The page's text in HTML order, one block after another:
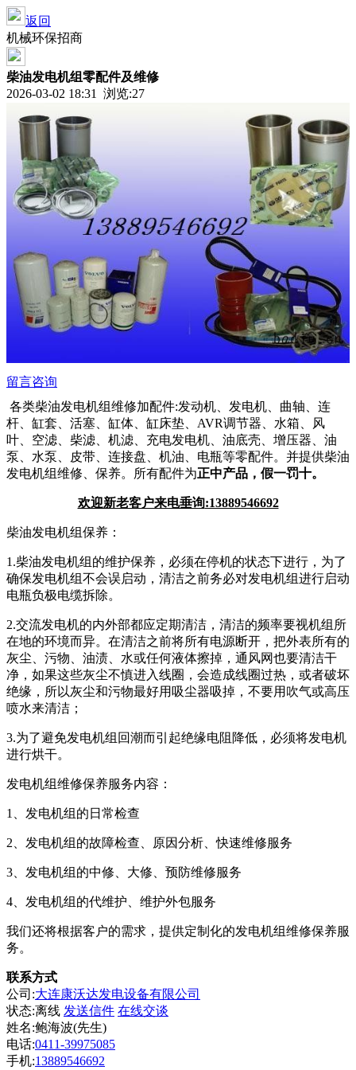
返回
机械环保招商
柴油发电机组零配件及维修
2026-03-02 18:31 浏览:27
留言咨询
各类柴油发电机组维修加配件:发动机、发电机、曲轴、连
杆、缸套、活塞、缸体、缸床垫、AVR调节器、水箱、风
叶、空滤、柴滤、机滤、充电发电机、 油底壳、增压器、油
泵、水泵、皮带、连接盘、机油、电瓶等零配件。并提供柴油
发电机组维修、保养。所有配件为正中产品，假一罚十。
欢迎新老客户来电垂询:13889546692
柴油发电机组保养：
1.柴油发电机组的维护保养，必须在停机的状态下进行，为了
确保发电机组不会误启动，清洁之前务必对发电机组进行启动
电瓶负极电缆拆除。
2.交流发电机的内外部都应定期清洁，清洁的频率要视机组所
在地的环境而异。在清洁之前将所有电源断开，把外表所有的
灰尘、污物、油渍、水或任何液体擦掉，通风网也要清洁干
净，如果这些灰尘不慎进入线圈，会造成线圈过热，或者破坏
绝缘，所以灰尘和污物最好用吸尘器吸掉，不要用吹气或高压
喷水来清洁；
3.为了避免发电机组回潮而引起绝缘电阻降低，必须将发电机
进行烘干。
发电机组维修保养服务内容：
1、发电机组的日常检查
2、发电机组的故障检查、原因分析、快速维修服务
3、发电机组的中修、大修、预防维修服务
4、发电机组的代维护、维护外包服务
我们还将根据客户的需求，提供定制化的发电机组维修保养服
务。
联系方式
公司:大连康沃达发电设备有限公司
状态:离线 发送信件 在线交谈
姓名:鲍海波(先生)
电话:0411-39975085
手机:13889546692